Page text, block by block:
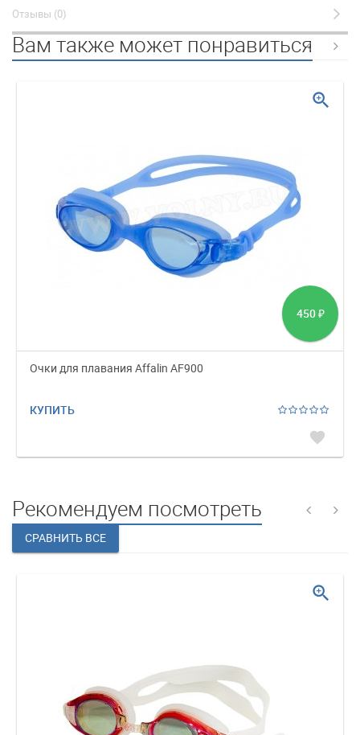
Отзывы (0)
Вам также может понравиться
450 ₽
Очки для плавания Affalin AF900
КУПИТЬ
favorite
zoom_in
Рекомендуем посмотреть
zoom_in